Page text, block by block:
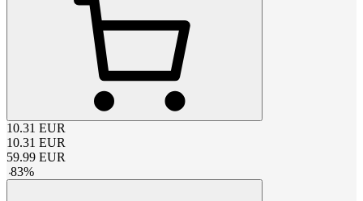
10.31 EUR
10.31 EUR
59.99 EUR
-83%